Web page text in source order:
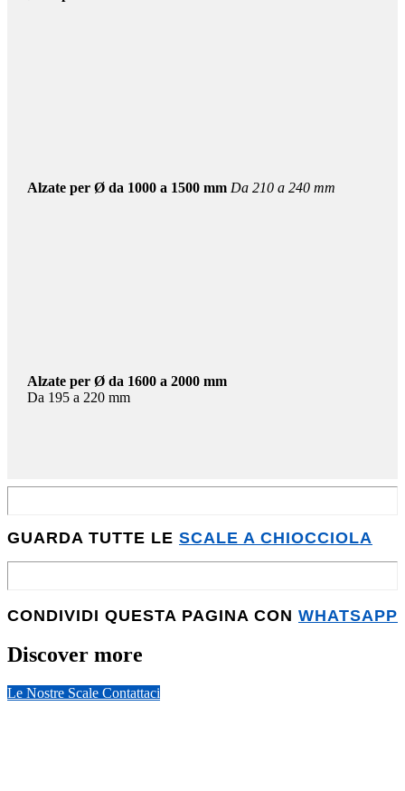
Alzate per Ø da 1000 a 1500 mmDa 210 a 240 mm
Alzate per Ø da 1600 a 2000 mm
Da 195 a 220 mm
GUARDA TUTTE LE SCALE A CHIOCCIOLA
CONDIVIDI QUESTA PAGINA CON WHATSAPP
Discover more
Le Nostre Scale Contattaci